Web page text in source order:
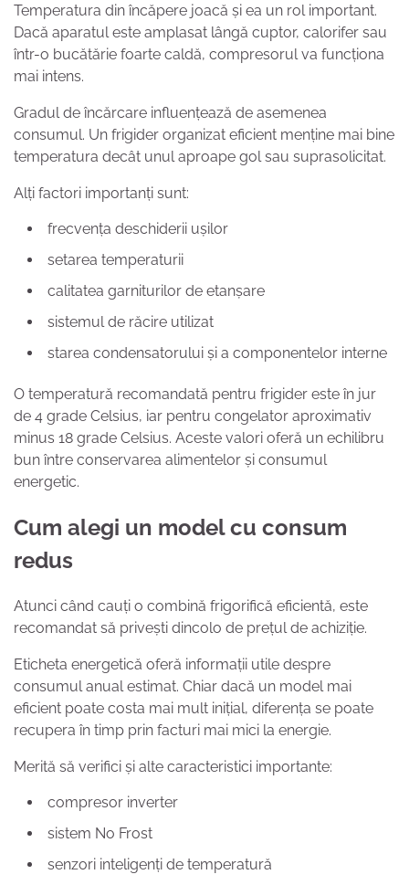
Temperatura din încăpere joacă și ea un rol important.
Dacă aparatul este amplasat lângă cuptor, calorifer sau
într-o bucătărie foarte caldă, compresorul va funcționa
mai intens.
Gradul de încărcare influențează de asemenea
consumul. Un frigider organizat eficient menține mai bine
temperatura decât unul aproape gol sau suprasolicitat.
Alți factori importanți sunt:
frecvența deschiderii ușilor
setarea temperaturii
calitatea garniturilor de etanșare
sistemul de răcire utilizat
starea condensatorului și a componentelor interne
O temperatură recomandată pentru frigider este în jur
de 4 grade Celsius, iar pentru congelator aproximativ
minus 18 grade Celsius. Aceste valori oferă un echilibru
bun între conservarea alimentelor și consumul
energetic.
Cum alegi un model cu consum
redus
Atunci când cauți o combină frigorifică eficientă, este
recomandat să privești dincolo de prețul de achiziție.
Eticheta energetică oferă informații utile despre
consumul anual estimat. Chiar dacă un model mai
eficient poate costa mai mult inițial, diferența se poate
recupera în timp prin facturi mai mici la energie.
Merită să verifici și alte caracteristici importante:
compresor inverter
sistem No Frost
senzori inteligenți de temperatură